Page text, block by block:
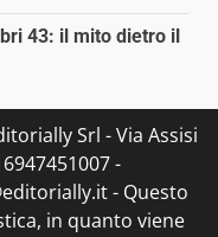
43: il mito dietro il
Srl - Via Assisi
-
- Questo
in quanto viene